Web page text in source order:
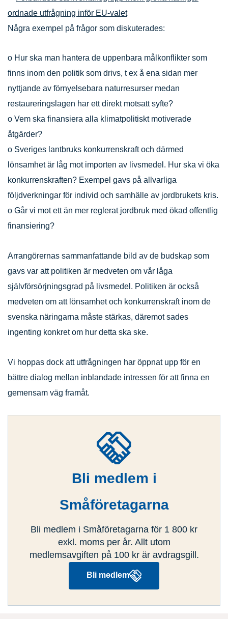
Några exempel på frågor som diskuterades:
o Hur ska man hantera de uppenbara målkonflikter som
finns inom den politik som drivs, t ex å ena sidan mer
nyttjande av förnyelsebara naturresurser medan
restaureringslagen har ett direkt motsatt syfte?
o Vem ska finansiera alla klimatpolitiskt motiverade
åtgärder?
o Sveriges lantbruks konkurrenskraft och därmed
lönsamhet är låg mot importen av livsmedel. Hur ska vi öka
konkurrenskraften? Exempel gavs på allvarliga
följdverkningar för individ och samhälle av jordbrukets kris.
o Går vi mot ett än mer reglerat jordbruk med ökad offentlig
finansiering?
Arrangörernas sammanfattande bild av de budskap som
gavs var att politiken är medveten om vår låga
självförsörjningsgrad på livsmedel. Politiken är också
medveten om att lönsamhet och konkurrenskraft inom de
svenska näringarna måste stärkas, däremot sades
ingenting konkret om hur detta ska ske.
Vi hoppas dock att utfrågningen har öppnat upp för en
bättre dialog mellan inblandade intressen för att finna en
gemensam väg framåt.
Bli medlem i
Småföretagarna
Bli medlem i Småföretagarna för 1 800 kr
exkl. moms per år. Allt utom
medlemsavgiften på 100 kr är avdragsgill.
Bli medlem